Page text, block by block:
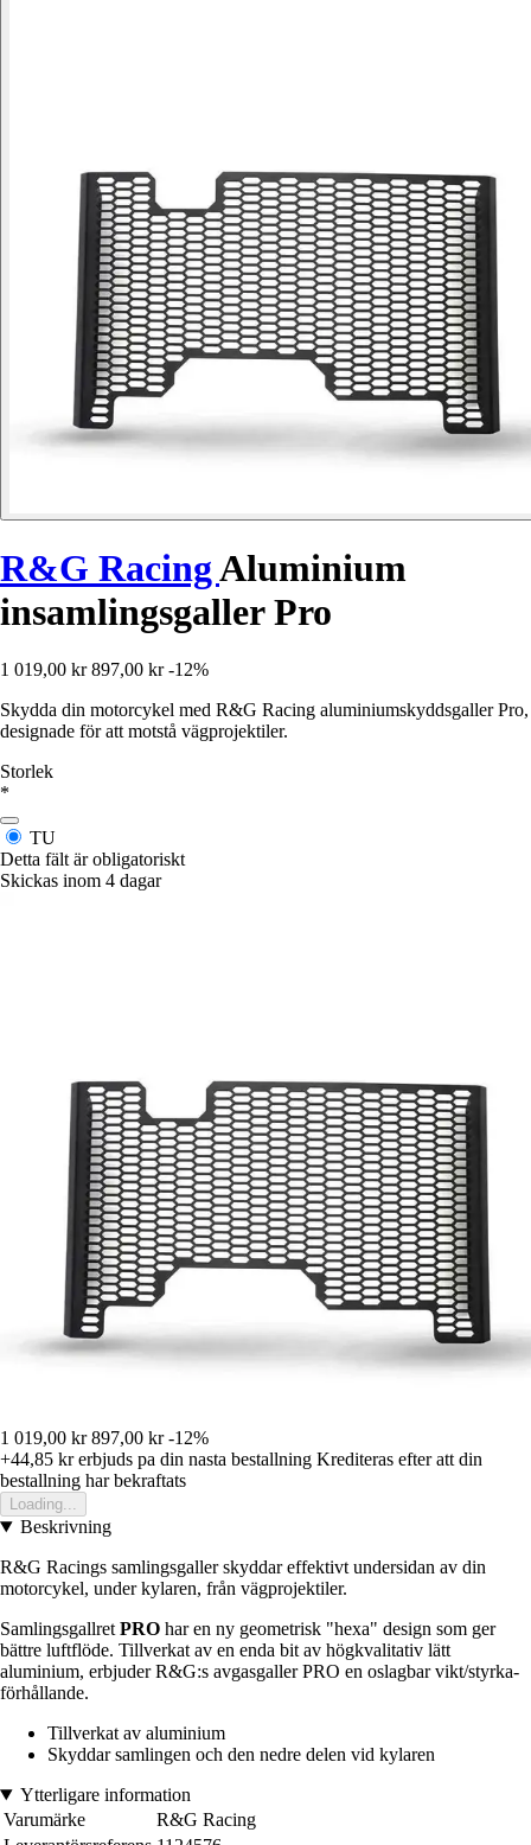
R&G RacingAluminium
insamlingsgaller Pro
1 019,00 kr 897,00 kr -12%
Skydda din motorcykel med R&G Racing aluminiumskyddsgaller Pro,
designade för att motstå vägprojektiler.
Storlek
*
TU
Detta fält är obligatoriskt
Skickas inom 4 dagar
1 019,00 kr 897,00 kr -12%
+44,85 krerbjuds pa din nasta bestallning Krediteras efter att din
bestallning har bekraftats
Loading...
Beskrivning
R&G Racings samlingsgaller skyddar effektivt undersidan av din
motorcykel, under kylaren, från vägprojektiler.
Samlingsgallret PRO har en ny geometrisk "hexa" design som ger
bättre luftflöde. Tillverkat av en enda bit av högkvalitativ lätt
aluminium, erbjuder R&G:s avgasgaller PRO en oslagbar vikt/styrka-
förhållande.
Tillverkat av aluminium
Skyddar samlingen och den nedre delen vid kylaren
Ytterligare information
Varumärke
R&G Racing